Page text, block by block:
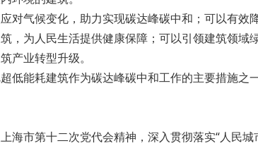
对气候变化，助力实现碳达峰碳中和；可以有效
，为人民生活提供健康保障；可以引领建筑领域
产业转型升级。
能耗建筑作为碳达峰碳中和工作的主要措施之
市第十二次党代会精神，深入贯彻落实“人民城